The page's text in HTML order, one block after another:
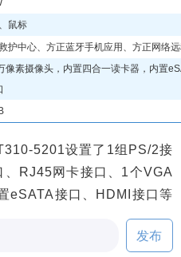
鼠标
护中心、方正蓝牙手机应用、方正网络
像素摄像头，内置四合一读卡器，内置
5201设置了1组PS/2接
RJ45网卡接口、1个VGA
eSATA接口、HDMI接口等
发布